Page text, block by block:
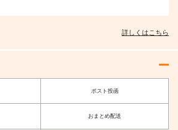
サンプル サンプル
カート
詳しくはこちら
ポスト投函
おまとめ配送